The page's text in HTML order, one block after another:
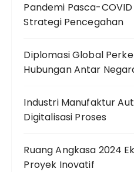
Pandemi Pasca-
Strategi Pencegahan
Diplomasi Global
Hubungan Antar
Industri Manufaktur
Digitalisasi Proses
Ruang Angkasa 2024
Proyek Inovatif